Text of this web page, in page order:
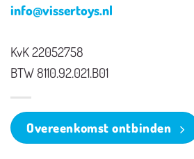
info@vissertoys.nl
KvK 22052758
BTW 8110.92.021.B01
Overeenkomst ontbinden